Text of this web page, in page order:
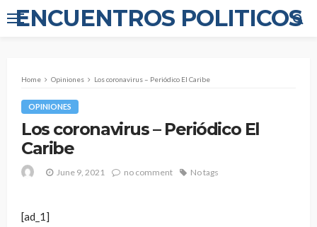
ENCUENTROS POLITICOS
Home Opiniones Los coronavirus – Periódico El Caribe
OPINIONES
Los coronavirus – Periódico El
Caribe
June 9, 2021 no comment No tags
[ad_1]